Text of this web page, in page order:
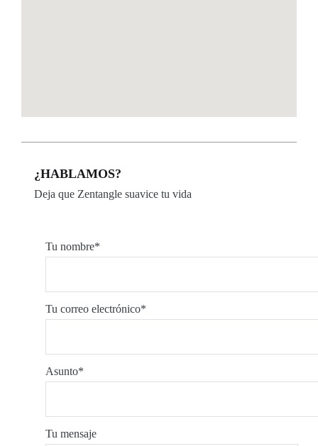
¿HABLAMOS?
Deja que Zentangle suavice tu vida
Tu nombre*
Tu correo electrónico*
Asunto*
Tu mensaje